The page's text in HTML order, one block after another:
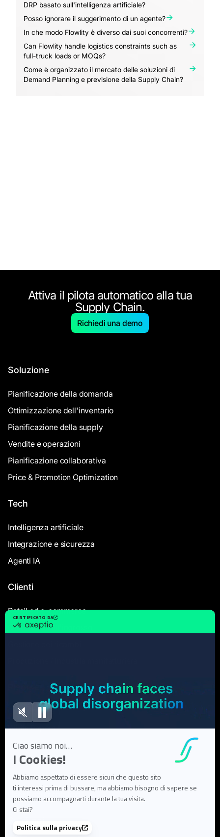
DRP basato sull'intelligenza artificiale?
Posso ignorare il suggerimento di un agente?
In che modo Flowlity è diverso dai suoi concorrenti?
Can Flowlity handle logistics constraints such as
full-truck loads or MOQs?
Come è organizzato il mercato delle soluzioni di
Demand Planning e previsione della Supply Chain?
Attiva il pilota automatico alla tua
Supply Chain.
Richiedi una demo
Soluzione
Pianificazione della domanda
Ottimizzazione dell'inventario
Pianificazione della supply
Vendite e operazioni
Pianificazione collaborativa
Price & Promotion Optimization
Tech
Intelligenza artificiale
Integrazione e sicurezza
Agenti IA
Clienti
Retail ed e-commerce
Commercio all'ingrosso
Case Studies
White Papers
Webinar
Articoli di blog
FAQ
User Documentation